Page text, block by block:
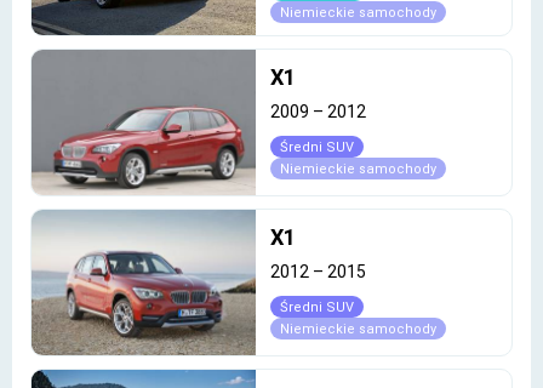
Niemieckie samochody
X1
2009 – 2012
Średni SUV
Niemieckie samochody
X1
2012 – 2015
Średni SUV
Niemieckie samochody